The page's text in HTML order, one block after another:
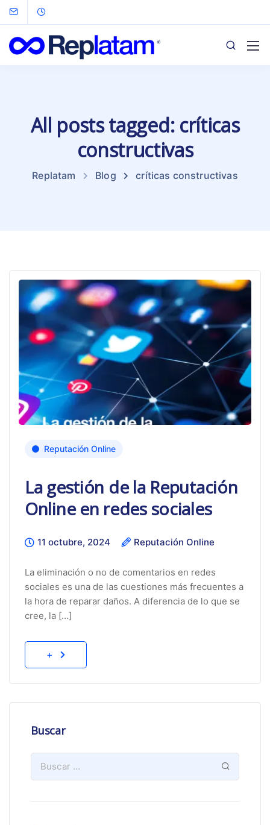
All posts tagged: críticas
constructivas
Replatam Blog críticas constructivas
Reputación Online
La gestión de la Reputación
Online en redes sociales
11 octubre, 2024 Reputación Online
La eliminación o no de comentarios en redes
sociales es una de las cuestiones más frecuentes a
la hora de reparar daños. A diferencia de lo que se
cree, la […]
+
Buscar